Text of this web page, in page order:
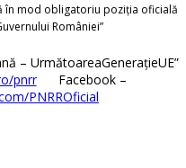
în mod obligatoriu poziția oficială
României”
– UrmătoareaGenerațieUE”
pnrrFacebook –
PNRROficial